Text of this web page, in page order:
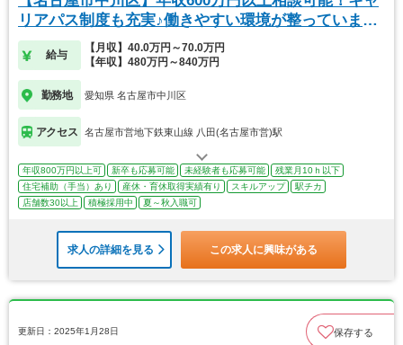
リアパス制度も充実♪働きやすい環境が整っています
◎
給与
【月収】40.0万円～70.0万円
【年収】480万円～840万円
勤務地 愛知県 名古屋市中川区
アクセス 名古屋市営地下鉄東山線 八田(名古屋市営)駅
年収800万円以上可 新卒も応募可能 未経験者も応募可能
残業月10ｈ以下
住宅補助（手当）あり
産休・育休取得実績有り スキルアップ
駅チカ
店舗数30以上
積極採用中 夏～秋入職可
求人の詳細を見る この求人に興味がある
更新日：2025年1月28日 保存する